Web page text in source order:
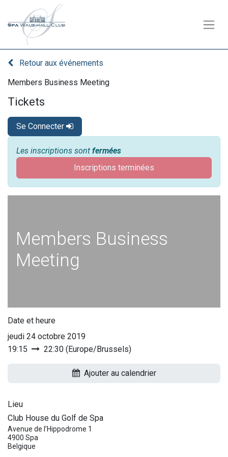
Retour aux événements
Members Business Meeting
Tickets
Se Connecter
Les inscriptions sont fermées
Inscriptions terminées
Members Business
Meeting
Date et heure
jeudi 24 octobre 2019
19:15
22:30 (Europe/Brussels)
Ajouter au calendrier
Lieu
Club House du Golf de Spa
Avenue de l’Hippodrome 1
4900 Spa
Belgique